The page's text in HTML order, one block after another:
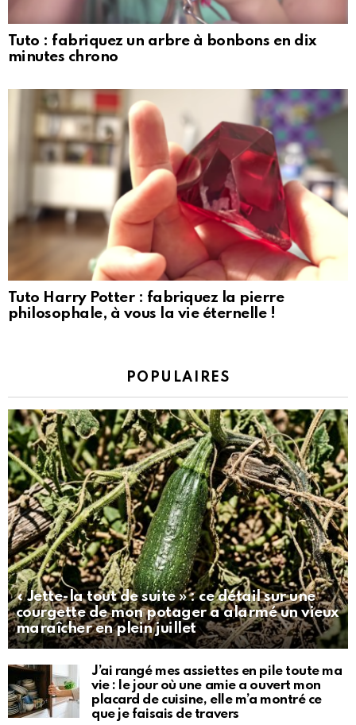
Tuto : fabriquez un arbre à bonbons en dix
minutes chrono
Tuto Harry Potter : fabriquez la pierre
philosophale, à vous la vie éternelle !
POPULAIRES
« Jette-la tout de suite » : ce détail sur une
courgette de mon potager a alarmé un vieux
maraîcher en plein juillet
J’ai rangé mes assiettes en pile toute ma
vie : le jour où une amie a ouvert mon
placard de cuisine, elle m’a montré ce
que je faisais de travers